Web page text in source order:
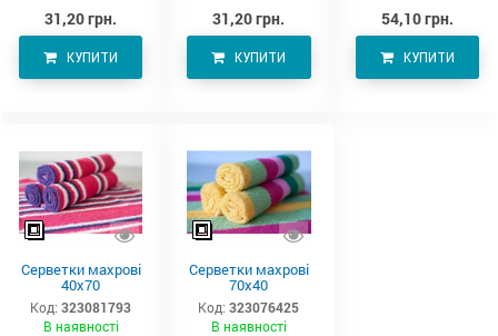
31,20 грн.
КУПИТИ
31,20 грн.
КУПИТИ
54,10 грн.
КУПИТИ
Серветки махрові
40х70
Код: 323081793
В наявності
Серветки махрові
70х40
Код: 323076425
В наявності